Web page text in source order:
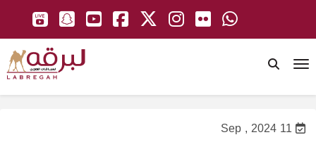
11 Sep , 2024